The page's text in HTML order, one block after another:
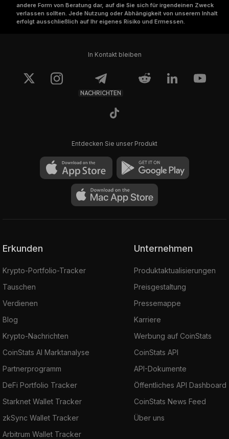
andere Form von Beratung dar, auf die Sie sich für irgendeinen Zweck
verlassen sollten. Jede Nutzung oder Abhängigkeit von unserem Inhalt
erfolgt ausschließlich auf Ihr eigenes Risiko und Ermessen.
In Kontakt bleiben
NACHRICHTEN
Entdecken Sie unser Produkt
Erkunden
Krypto-Portfolio-Tracker
Tauschen
Verdienen
Blog
Krypto-Nachrichten
CoinStats AI Marktanalyse
Partnerprogramm
DeFi Portfolio Tracker
Starknet Wallet Tracker
zkSync Wallet Tracker
Arbitrum Wallet Tracker
Unternehmen
Produktaktualisierungen
Preisgestaltung
Pressemappe
Karriere
Werbung auf CoinStats
CoinStats API
API-Dokumente
Öffentliches API Dashboard
CoinStats News Feed
Über uns